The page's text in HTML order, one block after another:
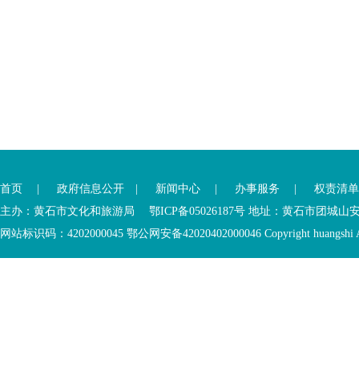
首页 政府信息公开 新闻中心 办事服务
权责清单
主办：黄石市文化和旅游局 鄂ICP备05026187号 地址：黄石市团城山
网站标识码：4202000045 鄂公网安备42020402000046 Copyright huangshi